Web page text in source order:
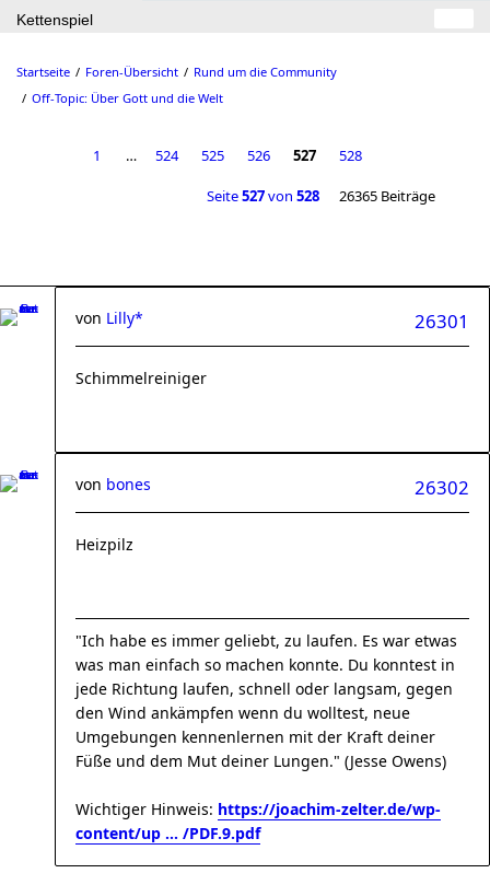
Kettenspiel
Startseite Foren-Übersicht
Rund um die Community
Off-Topic: Über Gott und die Welt
1 … 524 525 526 527 528
Seite527von 528 26365 Beiträge
26301
von Lilly*
Schimmelreiniger
26302
von bones
Heizpilz
"Ich habe es immer geliebt, zu laufen. Es war etwas
was man einfach so machen konnte. Du konntest in
jede Richtung laufen, schnell oder langsam, gegen
den Wind ankämpfen wenn du wolltest, neue
Umgebungen kennenlernen mit der Kraft deiner
Füße und dem Mut deiner Lungen." (Jesse Owens)
Wichtiger Hinweis: https://joachim-zelter.de/wp-
content/up ... /PDF.9.pdf